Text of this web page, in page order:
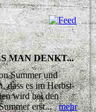
MAN DENKT...
Summer und
dass es im Herbst-
wird bei den
Summer erst...mehr